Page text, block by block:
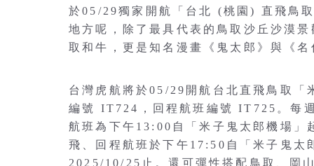
於05/29獨家開航「台北 (桃園) 直飛鳥
地方呢，除了最具代表的鳥取沙丘沙漠
取和牛，更是知名漫畫《鬼太郎》與《
台灣虎航將於05/29開航台北直飛鳥取「
編號 IT724，回程航班編號 IT725。每
航班為下午13:00自「米子鬼太郎機場
飛、回程航班於下午17:50自「米子鬼
2025/10/25止。還可彈性搭配鳥取、岡